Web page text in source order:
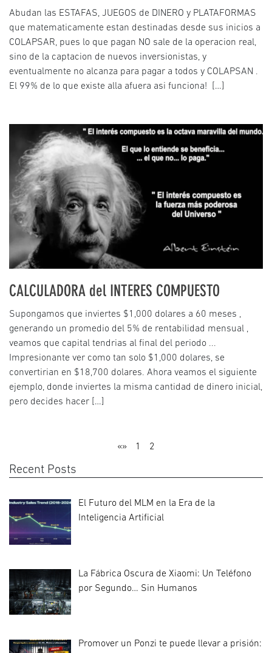
Abudan las ESTAFAS, JUEGOS de DINERO y PLATAFORMAS
que matematicamente estan destinadas desde sus inicios a
COLAPSAR, pues lo que pagan NO sale de la operacion real,
sino de la captacion de nuevos inversionistas, y
eventualmente no alcanza para pagar a todos y COLAPSAN .
El 99% de lo que existe alla afuera asi funciona! […]
CALCULADORA del INTERES COMPUESTO
Supongamos que inviertes $1,000 dolares a 60 meses ,
generando un promedio del 5% de rentabilidad mensual ,
veamos que capital tendrias al final del periodo ...
Impresionante ver como tan solo $1,000 dolares, se
convertirian en $18,700 dolares. Ahora veamos el siguiente
ejemplo, donde inviertes la misma cantidad de dinero inicial,
pero decides hacer […]
«» 1 2
Recent Posts
El Futuro del MLM en la Era de la
Inteligencia Artificial
La Fábrica Oscura de Xiaomi: Un Teléfono
por Segundo… Sin Humanos
Promover un Ponzi te puede llevar a prisión: